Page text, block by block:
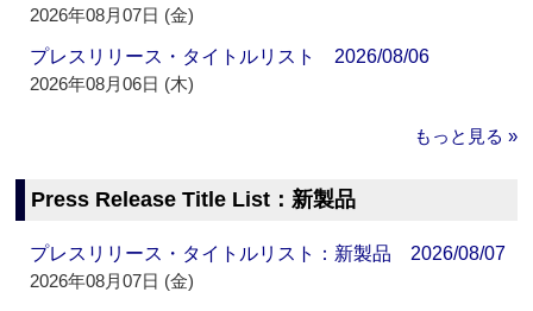
2026年08月07日 (金)
プレスリリース・タイトルリスト 2026/08/06
2026年08月06日 (木)
もっと見る »
Press Release Title List：新製品
プレスリリース・タイトルリスト：新製品 2026/08/07
2026年08月07日 (金)